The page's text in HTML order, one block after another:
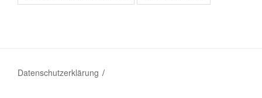
Datenschutzerklärung